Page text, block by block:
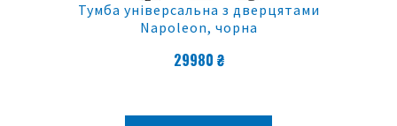
Тумба універсальна з дверцятами
Napoleon, чорна
29980 ₴